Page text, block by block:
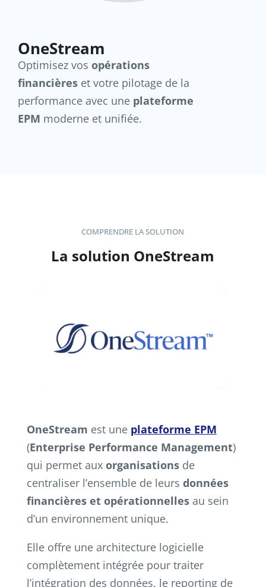
OneStream
Optimisez vos opérations
financières et votre pilotage de la
performance avec une plateforme
EPM moderne et unifiée.
COMPRENDRE LA SOLUTION
La solution OneStream
OneStream est une plateforme EPM
(Enterprise Performance Management)
qui permet aux organisationsde
centraliser l’ensemble de leurs données
financières et opérationnellesau sein
d’un environnement unique.
Elle offre une architecture logicielle
complètement intégrée pour traiter
l’intégration des données, le reporting de